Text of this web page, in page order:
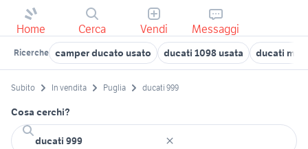
Home Cerca Vendi Messaggi
Ricerche camper ducato usato ducati 1098 usata ducati
Subito In vendita Puglia ducati 999
Cosa cerchi?